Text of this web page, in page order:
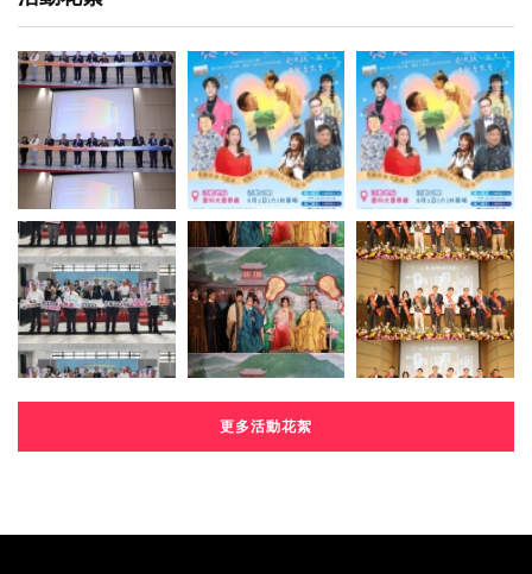
更多活動花絮